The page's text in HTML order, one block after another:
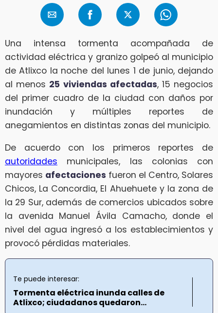
Una intensa tormenta acompañada de
actividad eléctrica y granizo golpeó al municipio
de Atlixco la noche del lunes 1 de junio, dejando
al menos 25 viviendas afectadas, 15 negocios
del primer cuadro de la ciudad con daños por
inundación y múltiples reportes de
anegamientos en distintas zonas del municipio.
De acuerdo con los primeros reportes de
autoridades municipales, las colonias con
mayores afectaciones fueron el Centro, Solares
Chicos, La Concordia, El Ahuehuete y la zona de
la 29 Sur, además de comercios ubicados sobre
la avenida Manuel Ávila Camacho, donde el
nivel del agua ingresó a los establecimientos y
provocó pérdidas materiales.
Te puede interesar:
Tormenta eléctrica inunda calles de
Atlixco; ciudadanos quedaron...